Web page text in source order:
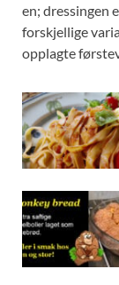
en; dressingen
forskjellige
opplagte